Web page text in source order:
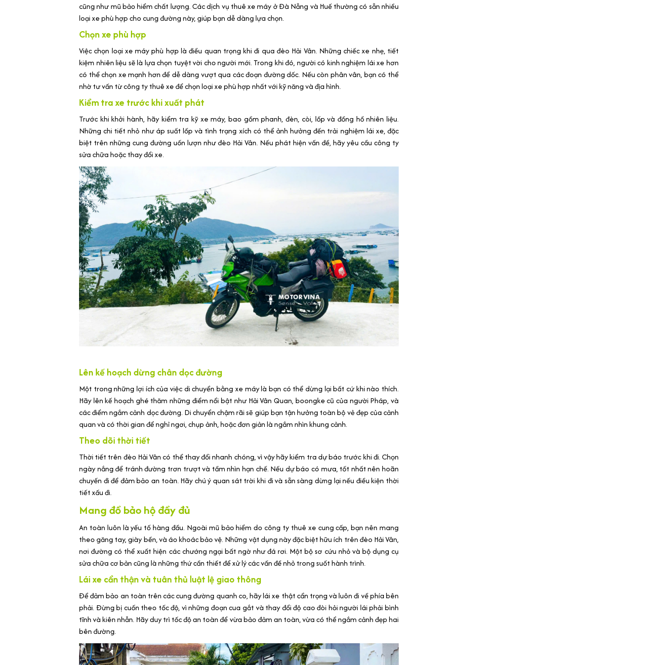
cũng như mũ bảo hiểm chất lượng. Các dịch vụ thuê xe máy ở Đà Nẵng và Huế thường có sẵn nhiều
loại xe phù hợp cho cung đường này, giúp bạn dễ dàng lựa chọn.
Chọn xe phù hợp
Việc chọn loại xe máy phù hợp là điều quan trọng khi đi qua đèo Hải Vân. Những chiếc xe nhẹ, tiết
kiệm nhiên liệu sẽ là lựa chọn tuyệt vời cho người mới. Trong khi đó, người có kinh nghiệm lái xe hơn
có thể chọn xe mạnh hơn để dễ dàng vượt qua các đoạn đường dốc. Nếu còn phân vân, bạn có thể
nhờ tư vấn từ công ty thuê xe để chọn loại xe phù hợp nhất với kỹ năng và địa hình.
Kiểm tra xe trước khi xuất phát
Trước khi khởi hành, hãy kiểm tra kỹ xe máy, bao gồm phanh, đèn, còi, lốp và đồng hồ nhiên liệu.
Những chi tiết nhỏ như áp suất lốp và tình trạng xích có thể ảnh hưởng đến trải nghiệm lái xe, đặc
biệt trên những cung đường uốn lượn như đèo Hải Vân. Nếu phát hiện vấn đề, hãy yêu cầu công ty
sửa chữa hoặc thay đổi xe.
Lên kế hoạch dừng chân dọc đường
Một trong những lợi ích của việc di chuyển bằng xe máy là bạn có thể dừng lại bất cứ khi nào thích.
Hãy lên kế hoạch ghé thăm những điểm nổi bật như Hải Vân Quan, boongke cũ của người Pháp, và
các điểm ngắm cảnh dọc đường. Di chuyển chậm rãi sẽ giúp bạn tận hưởng toàn bộ vẻ đẹp của cảnh
quan và có thời gian để nghỉ ngơi, chụp ảnh, hoặc đơn giản là ngắm nhìn khung cảnh.
Theo dõi thời tiết
Thời tiết trên đèo Hải Vân có thể thay đổi nhanh chóng, vì vậy hãy kiểm tra dự báo trước khi đi. Chọn
ngày nắng để tránh đường trơn trượt và tầm nhìn hạn chế. Nếu dự báo có mưa, tốt nhất nên hoãn
chuyến đi để đảm bảo an toàn. Hãy chú ý quan sát trời khi đi và sẵn sàng dừng lại nếu điều kiện thời
tiết xấu đi.
Mang đồ bảo hộ đầy đủ
An toàn luôn là yếu tố hàng đầu. Ngoài mũ bảo hiểm do công ty thuê xe cung cấp, bạn nên mang
theo găng tay, giày bền, và áo khoác bảo vệ. Những vật dụng này đặc biệt hữu ích trên đèo Hải Vân,
nơi đường có thể xuất hiện các chướng ngại bất ngờ như đá rơi. Một bộ sơ cứu nhỏ và bộ dụng cụ
sửa chữa cơ bản cũng là những thứ cần thiết để xử lý các vấn đề nhỏ trong suốt hành trình.
Lái xe cẩn thận và tuân thủ luật lệ giao thông
Để đảm bảo an toàn trên các cung đường quanh co, hãy lái xe thật cẩn trọng và luôn đi về phía bên
phải. Đừng bị cuốn theo tốc độ, vì những đoạn cua gắt và thay đổi độ cao đòi hỏi người lái phải bình
tĩnh và kiên nhẫn. Hãy duy trì tốc độ an toàn để vừa bảo đảm an toàn, vừa có thể ngắm cảnh đẹp hai
bên đường.